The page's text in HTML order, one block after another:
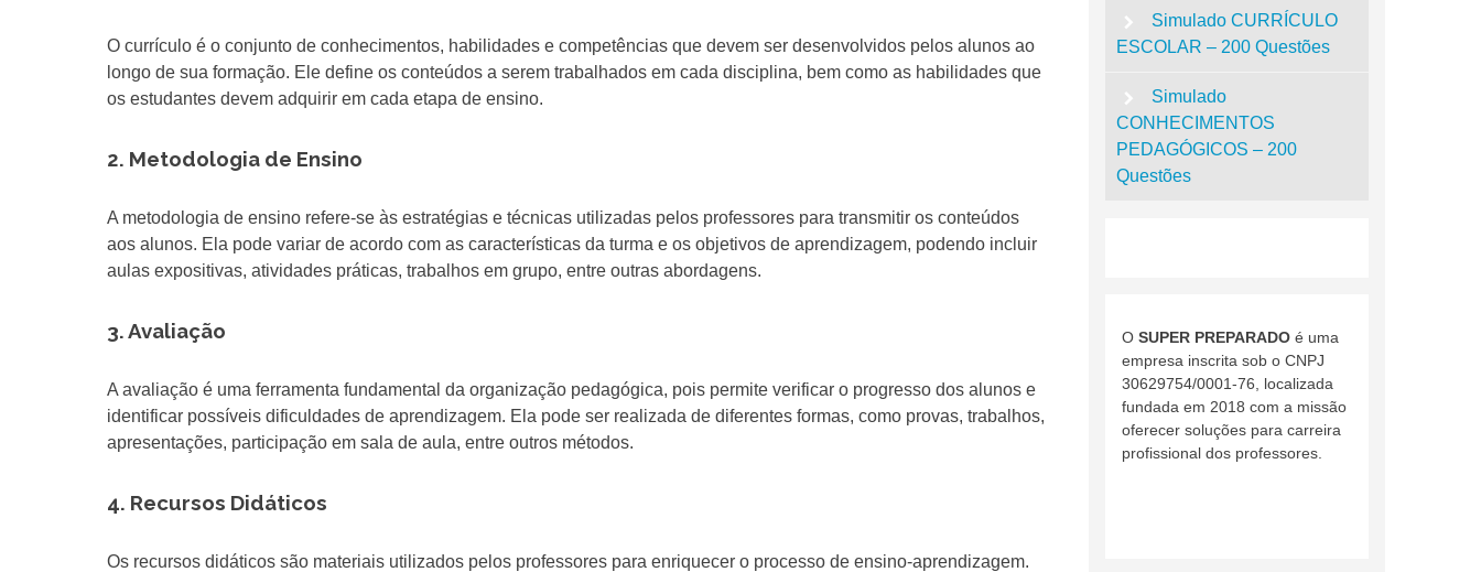
O currículo é o conjunto de conhecimentos, habilidades e competências que devem ser desenvolvidos pelos alunos ao
longo de sua formação. Ele define os conteúdos a serem trabalhados em cada disciplina, bem como as habilidades que
os estudantes devem adquirir em cada etapa de ensino.
2. Metodologia de Ensino
A metodologia de ensino refere-se às estratégias e técnicas utilizadas pelos professores para transmitir os conteúdos
aos alunos. Ela pode variar de acordo com as características da turma e os objetivos de aprendizagem, podendo incluir
aulas expositivas, atividades práticas, trabalhos em grupo, entre outras abordagens.
3. Avaliação
A avaliação é uma ferramenta fundamental da organização pedagógica, pois permite verificar o progresso dos alunos e
identificar possíveis dificuldades de aprendizagem. Ela pode ser realizada de diferentes formas, como provas, trabalhos,
apresentações, participação em sala de aula, entre outros métodos.
4. Recursos Didáticos
Os recursos didáticos são materiais utilizados pelos professores para enriquecer o processo de ensino-aprendizagem.
Simulado CURRÍCULO
ESCOLAR – 200 Questões
Simulado
CONHECIMENTOS
PEDAGÓGICOS – 200
Questões
O SUPER PREPARADOé uma
empresa inscrita sob o CNPJ
30629754/0001-76, localizada
fundada em 2018 com a missão
oferecer soluções para carreira
profissional dos professores.